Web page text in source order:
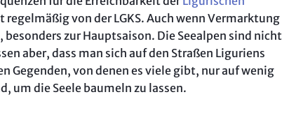
regelmäßig von der LGKS. Auch wenn Vermarktung
zur Hauptsaison. Die Seealpen sind nicht
aber, dass man sich auf den Straßen Liguriens
Gegenden, von denen es viele gibt, nur auf wenig
um die Seele baumeln zu lassen.